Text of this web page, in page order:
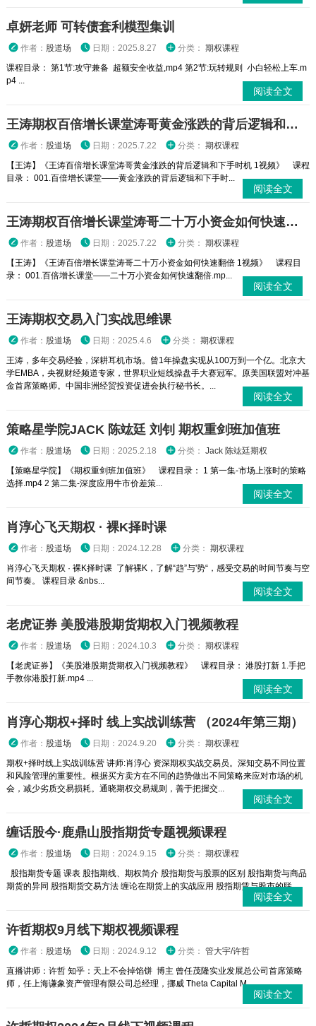
卓妍老师 可转债套利模型集训
作者： 股道场 日期：2025.8.27 分类： 期权课程
课程目录： 第1节:攻守兼备 超额安全收益,mp4 第2节:玩转规则 小白轻松上车.m
p4 ...
阅读全文
王涛期权百倍增长课堂涛哥黄金涨跌的背后逻辑和下手时机 1视频
作者： 股道场 日期：2025.7.22 分类： 期权课程
【王涛】《王涛百倍增长课堂涛哥黄金涨跌的背后逻辑和下手时机 1视频》 课程
目录： 001.百倍增长课堂——黄金涨跌的背后逻辑和下手时...
阅读全文
王涛期权百倍增长课堂涛哥二十万小资金如何快速翻倍 1视频
作者： 股道场 日期：2025.7.22 分类： 期权课程
【王涛】《王涛百倍增长课堂涛哥二十万小资金如何快速翻倍 1视频》 课程目
录： 001.百倍增长课堂——二十万小资金如何快速翻倍.mp...
阅读全文
王涛期权交易入门实战思维课
作者： 股道场 日期：2025.4.6 分类： 期权课程
王涛，多年交易经验，深耕耳机市场。曾1年操盘实现从100万到一个亿。北京大
学EMBA，央视财经频道专家，世界职业短线操盘手大赛冠军。原美国联盟对冲基
金首席策略师。中国非洲经贸投资促进会执行秘书长。...
阅读全文
策略星学院JACK 陈竑廷 刘钊 期权重剑班加值班
作者： 股道场 日期：2025.2.18 分类： Jack 陈竑廷期权
【策略星学院】《期权重剑班加值班》 课程目录： 1 第一集-市场上涨时的策略
选择.mp4 2 第二集-深度应用牛市价差策...
阅读全文
肖淳心飞天期权 · 裸K择时课
作者： 股道场 日期：2024.12.28 分类： 期权课程
肖淳心飞天期权 · 裸K择时课 了解裸K，了解“趋”与'势“，感受交易的时间节奏与空
间节奏。 课程目录 &nbs...
阅读全文
老虎证券 美股港股期货期权入门视频教程
作者： 股道场 日期：2024.10.3 分类： 期权课程
【老虎证券】《美股港股期货期权入门视频教程》 课程目录： 港股打新 1.手把
手教你港股打新.mp4 ...
阅读全文
肖淳心期权+择时 线上实战训练营 （2024年第三期）
作者： 股道场 日期：2024.9.20 分类： 期权课程
期权+择时线上实战训练营 讲师:肖淳心 资深期权实战交易员。深知交易不同位置
和风险管理的重要性。根据买方卖方在不同的趋势做出不同策略来应对市场的机
会，减少劣质交易损耗。通晓期权交易规则，善于把握交...
阅读全文
缠话股今·鹿鼎山股指期货专题视频课程
作者： 股道场 日期：2024.9.15 分类： 期权课程
股指期货专题 课表 股指期线、期权简介 股指期货与股票的区别 股指期货与商品
期货的异同 股指期货交易方法 缠论在期货上的实战应用 股指期赁与股市的联...
阅读全文
许哲期权9月线下期权视频课程
作者： 股道场 日期：2024.9.12 分类： 管大宇/许哲
直播讲师：许哲 知乎：天上不会掉馅饼 博主 曾任茂隆实业发展总公司首席策略
师，任上海谦象资产管理有限公司总经理，挪威 Theta Capital M...
阅读全文